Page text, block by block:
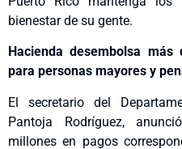
bienestar de su gente.
Hacienda desembolsa
para personas mayores y
El secretario del
Pantoja Rodríguez,
millones en pagos